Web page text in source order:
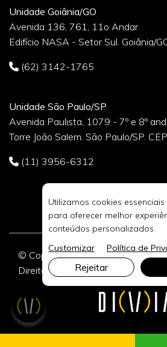
Unidade Goiânia/GO
Avenida 136, 761, 11o Andar.
Edifício NASA - Setor Sul. Goiânia/
(62) 3142-1765
Unidade São Paulo/SP
Avenida Paulista, 1079 - 7º e 8º
Torre João Salem. São Paulo/SP.
(11) 3956-6312
© Copyright 2026 DIVIA
Direitos Reservados.
Utilizamos cookies
para oferecer melhor
conteúdos personalizados.
Customizar
Política de
Rejeitar